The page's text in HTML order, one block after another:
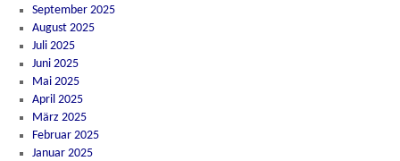
September 2025
August 2025
Juli 2025
Juni 2025
Mai 2025
April 2025
März 2025
Februar 2025
Januar 2025